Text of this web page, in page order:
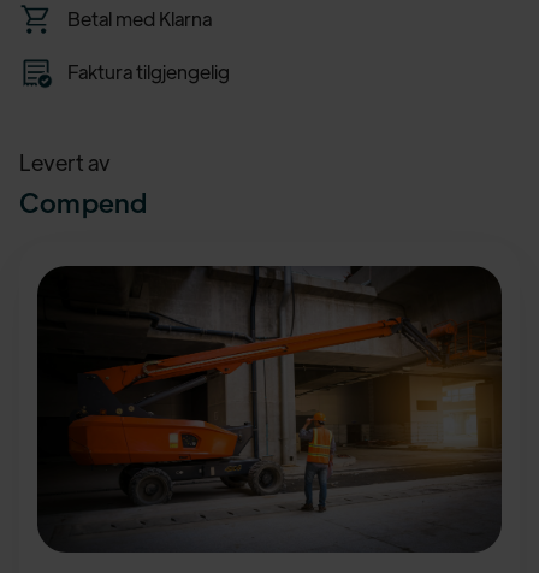
Betal med Klarna
Faktura tilgjengelig
Levert av
Compend